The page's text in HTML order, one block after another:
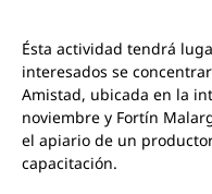
Ésta actividad tendrá
interesados se
Amistad, ubicada en la
noviembre y Fortín
el apiario de un
capacitación.